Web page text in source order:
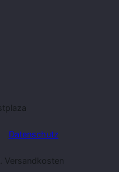
Datenschutz
Versandkosten